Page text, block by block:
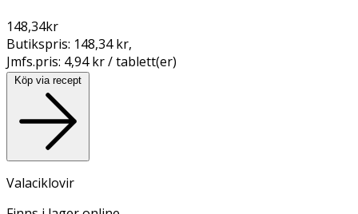
148,34kr
Butikspris: 148,34 kr,
Jmfs.pris: 4,94 kr / tablett(er)
Köp via recept
Valaciklovir